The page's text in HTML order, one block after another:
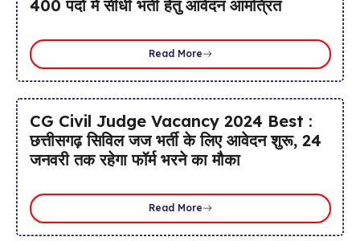
400 पदों में सीधी भर्ती हेतु आवेदन आमंत्रित
Read More
CG Civil Judge Vacancy 2024 Best :
छत्तीसगढ़ सिविल जज भर्ती के लिए आवेदन शुरू, 24
जनवरी तक रहेगा फॉर्म भरने का मौका
Read More